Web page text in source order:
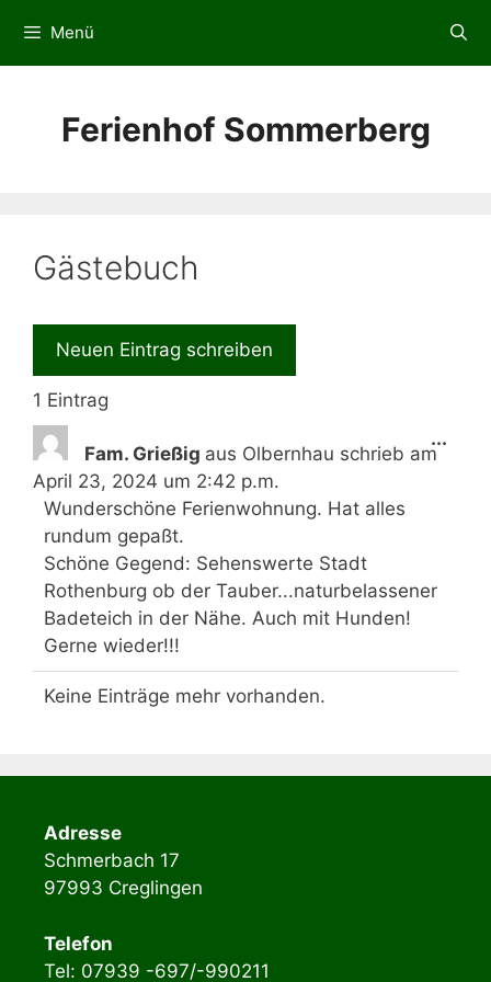
Inhalt
springen
Menü
Ferienhof Sommerberg
Gästebuch
1 Eintrag
Fam. Grießig aus Olbernhau schrieb am
April 23, 2024 um 2:42 p.m.
Wunderschöne Ferienwohnung. Hat alles
rundum gepaßt.
Schöne Gegend: Sehenswerte Stadt
Rothenburg ob der Tauber...naturbelassener
Badeteich in der Nähe. Auch mit Hunden!
Gerne wieder!!!
...
Keine Einträge mehr vorhanden.
Adresse
Schmerbach 17
97993 Creglingen
Telefon
Tel: 07939 -697/-990211